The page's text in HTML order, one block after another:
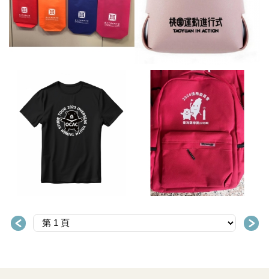
不織布袋 摺疊皮筆筒
T恤
背包
＜
＞